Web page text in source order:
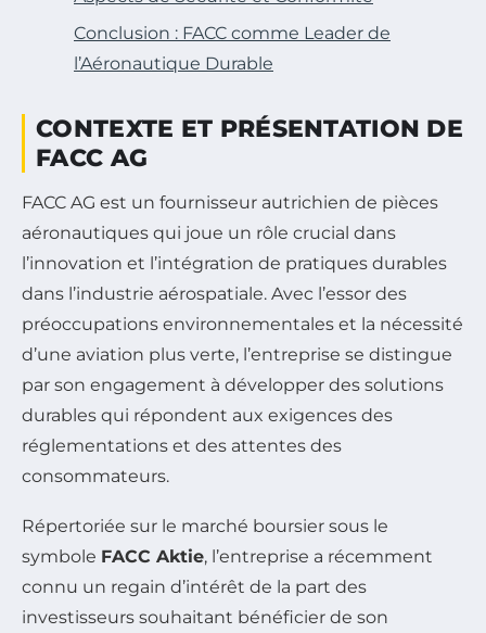
Conclusion : FACC comme Leader de
l’Aéronautique Durable
CONTEXTE ET PRÉSENTATION DE
FACC AG
FACC AG est un fournisseur autrichien de pièces
aéronautiques qui joue un rôle crucial dans
l’innovation et l’intégration de pratiques durables
dans l’industrie aérospatiale. Avec l’essor des
préoccupations environnementales et la nécessité
d’une aviation plus verte, l’entreprise se distingue
par son engagement à développer des solutions
durables qui répondent aux exigences des
réglementations et des attentes des
consommateurs.
Répertoriée sur le marché boursier sous le
symbole FACC Aktie, l’entreprise a récemment
connu un regain d’intérêt de la part des
investisseurs souhaitant bénéficier de son